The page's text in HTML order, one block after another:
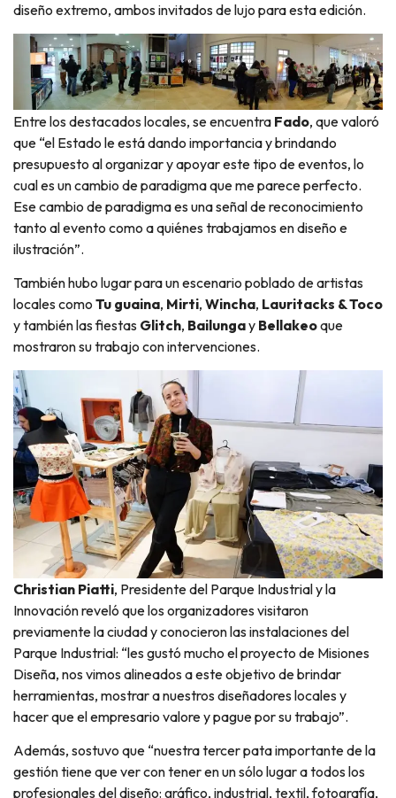
diseño extremo, ambos invitados de lujo para esta edición.
Entre los destacados locales, se encuentra Fado, que valoró
que “el Estado le está dando importancia y brindando
presupuesto al organizar y apoyar este tipo de eventos, lo
cual es un cambio de paradigma que me parece perfecto.
Ese cambio de paradigma es una señal de reconocimiento
tanto al evento como a quiénes trabajamos en diseño e
ilustración”.
También hubo lugar para un escenario poblado de artistas
locales como Tu guaina, Mirti, Wincha, Lauritacks & Toco
y también las fiestas Glitch, Bailungay Bellakeoque
mostraron su trabajo con intervenciones.
Christian Piatti, Presidente del Parque Industrial y la
Innovación reveló que los organizadores visitaron
previamente la ciudad y conocieron las instalaciones del
Parque Industrial: “les gustó mucho el proyecto de Misiones
Diseña, nos vimos alineados a este objetivo de brindar
herramientas, mostrar a nuestros diseñadores locales y
hacer que el empresario valore y pague por su trabajo”.
Además, sostuvo que “nuestra tercer pata importante de la
gestión tiene que ver con tener en un sólo lugar a todos los
profesionales del diseño: gráfico, industrial, textil, fotografía,